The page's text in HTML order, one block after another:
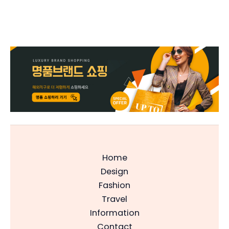
Home
Design
Fashion
Travel
Information